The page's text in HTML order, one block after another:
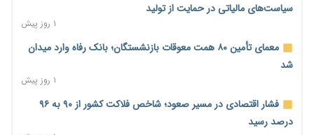
سیاست‌های مالیاتی در حمایت از تولید
۱ روز پیش
معمای تأمین ۸۰ همت معوقات بازنشستگان؛ بانک رفاه وارد میدان
شد
۱ روز پیش
فشار اقتصادی در مسیر صعود؛ شاخص فلاکت کشور از ۹۰ به ۹۶
درصد رسید